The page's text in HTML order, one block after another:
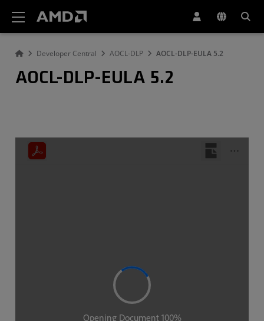
Developer Central AOCL-DLP AOCL-DLP-EULA 5.2
AOCL-DLP-EULA 5.2